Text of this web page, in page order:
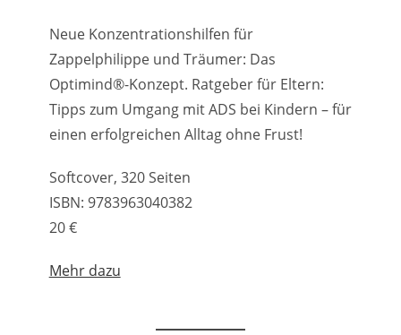
Neue Konzentrationshilfen für
Zappelphilippe und Träumer: Das
Optimind®-Konzept. Ratgeber für Eltern:
Tipps zum Umgang mit ADS bei Kindern – für
einen erfolgreichen Alltag ohne Frust!
Softcover, 320 Seiten
ISBN: 9783963040382
20 €
Mehr dazu